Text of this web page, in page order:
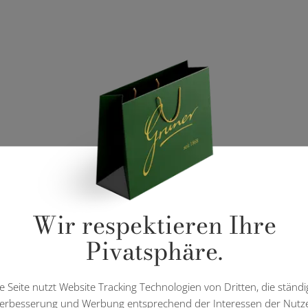
Wir respektieren Ihre
Pivatsphäre.
Seite nutzt Website Tracking Technologien von Dritten, die
und Werbung entsprechend der Interessen der